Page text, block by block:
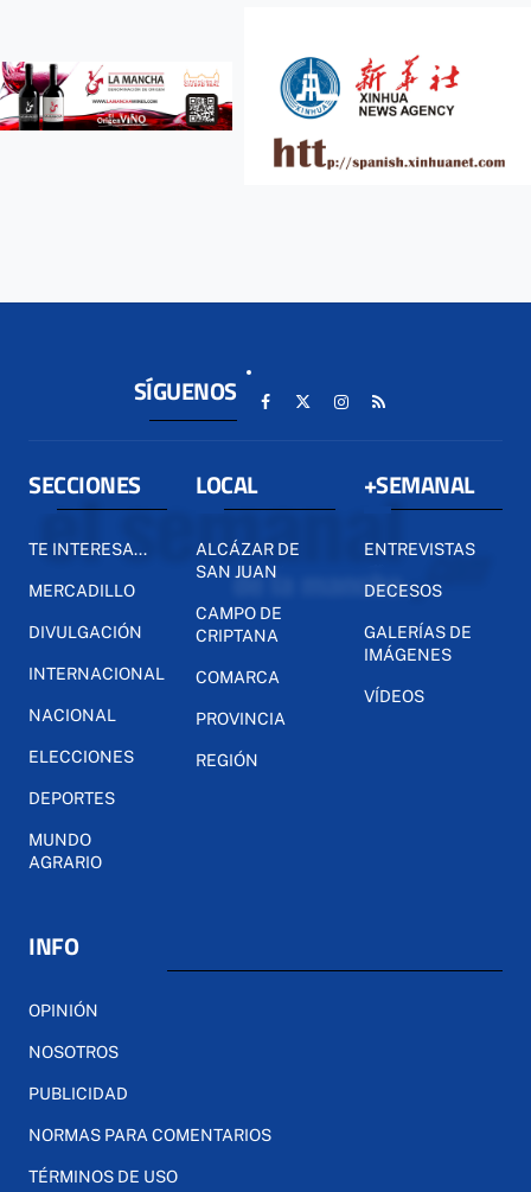
SÍGUENOS
SECCIONES
TE INTERESA...
MERCADILLO
DIVULGACIÓN
INTERNACIONAL
NACIONAL
ELECCIONES
DEPORTES
MUNDO
AGRARIO
LOCAL
ALCÁZAR DE
SAN JUAN
CAMPO DE
CRIPTANA
COMARCA
PROVINCIA
REGIÓN
+SEMANAL
ENTREVISTAS
DECESOS
GALERÍAS DE
IMÁGENES
VÍDEOS
INFO
OPINIÓN
NOSOTROS
PUBLICIDAD
NORMAS PARA COMENTARIOS
TÉRMINOS DE USO